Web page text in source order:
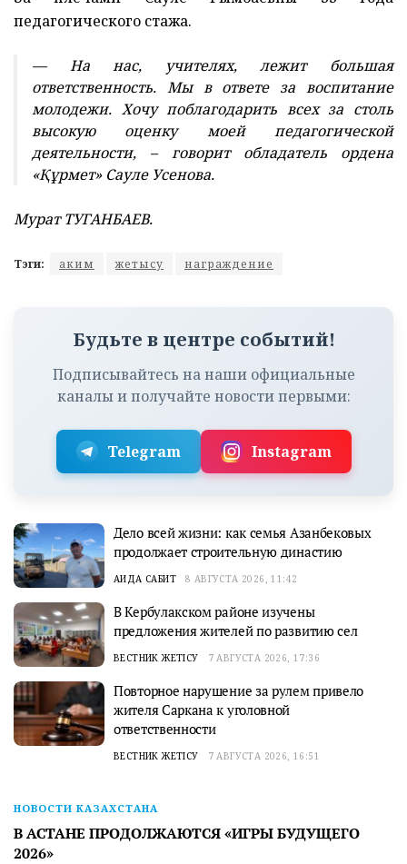
педагогического стажа.
— На нас, учителях, лежит большая
ответственность. Мы в ответе за воспитание
молодежи. Хочу поблагодарить всех за столь
высокую оценку моей педагогической
деятельности, – говорит обладатель ордена
«Құрмет» Сауле Усенова.
Мурат ТУГАНБАЕВ.
Тэги: аким жетысу награждение
Будьте в центре событий!
Подписывайтесь на наши официальные
каналы и получайте новости первыми:
Telegram Instagram
Дело всей жизни: как семья Азанбековых
продолжает строительную династию
АИДА САБИТ 8 АВГУСТА 2026, 11:42
В Кербулакском районе изучены
предложения жителей по развитию сел
ВЕСТНИК ЖЕТІСУ 7 АВГУСТА 2026, 17:36
Повторное нарушение за рулем привело
жителя Саркана к уголовной
ответственности
ВЕСТНИК ЖЕТІСУ 7 АВГУСТА 2026, 16:51
НОВОСТИ КАЗАХСТАНА
В АСТАНЕ ПРОДОЛЖАЮТСЯ «ИГРЫ БУДУЩЕГО
2026»